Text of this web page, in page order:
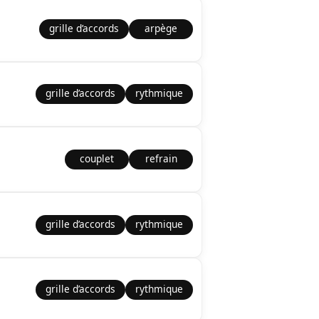
grille d’accords arpège
grille d’accords rythmique
couplet refrain
grille d’accords rythmique
grille d’accords rythmique